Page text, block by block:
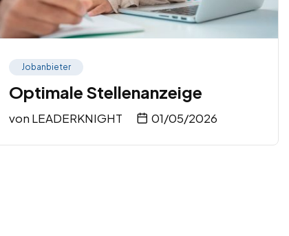
Jobanbieter
Optimale Stellenanzeige
von LEADERKNIGHT 01/05/2026